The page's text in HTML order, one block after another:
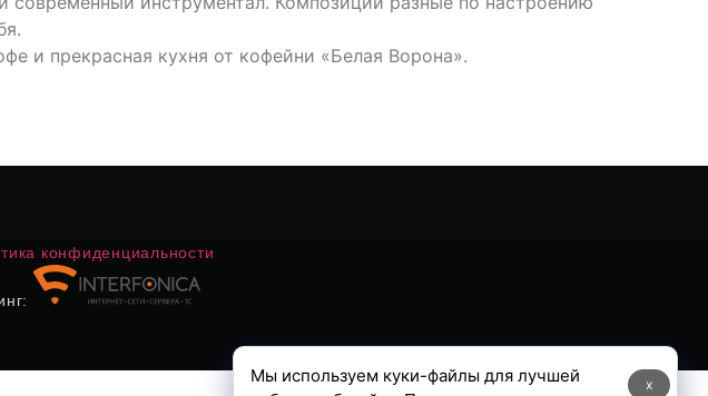
и прекрасная кухня от кофейни «Белая Ворона».
конфиденциальности
x
Мы используем куки-файлы для лучшей